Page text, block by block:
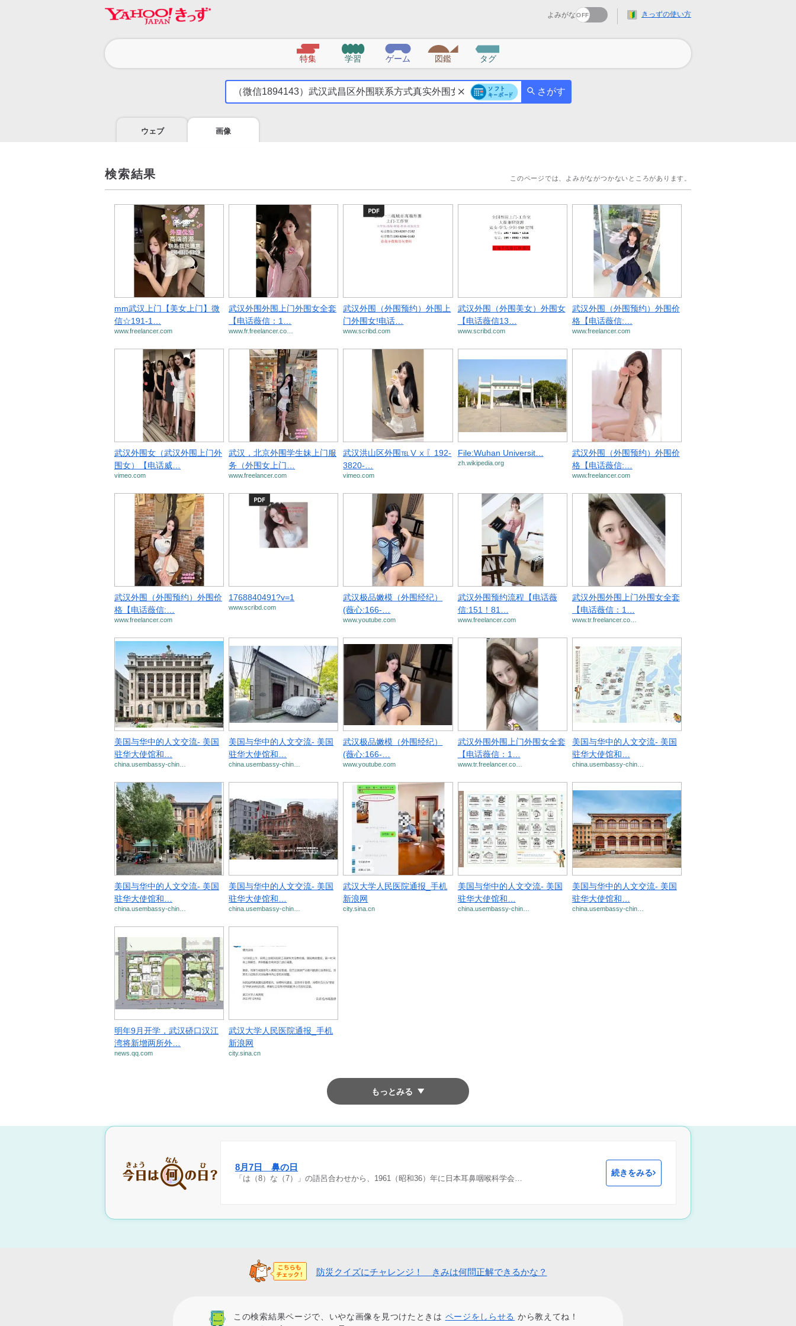
よみがな きっずの使い方
特集 学習 ゲーム 図鑑 タグ
気
こ
さがす
ウェブ 画像
検索結果 このページでは、よみがながつかないところがあります。
mm武汉上门【美女上门】微
信☆191-1…
www.freelancer.com
武汉外围外围上门外围女全套
【电话薇信：1…
www.fr.freelancer.co…
武汉外围（外围预约）外围上
门外围女!电话…
www.scribd.com
武汉外围（外围美女）外围女
【电话薇信13…
www.scribd.com
武汉外围（外围预约）外围价
格【电话薇信:…
www.freelancer.com
武汉外围女（武汉外围上门外
围女）【电话威…
vimeo.com
武汉，北京外围学生妹上门服
务（外围女上门…
www.freelancer.com
武汉洪山区外围℡Ⅴⅹ〖192-
3820-…
vimeo.com
File:Wuhan Universit…
zh.wikipedia.org
武汉外围（外围预约）外围价
格【电话薇信:…
www.freelancer.com
武汉外围（外围预约）外围价
格【电话薇信:…
www.freelancer.com
1768840491?v=1
www.scribd.com
武汉极品嫩模（外围经纪）
(薇心:166-…
www.youtube.com
武汉外围预约流程【电话薇
信:151！81…
www.freelancer.com
武汉外围外围上门外围女全套
【电话薇信：1…
www.tr.freelancer.co…
美国与华中的人文交流- 美国
驻华大使馆和…
china.usembassy-chin…
美国与华中的人文交流- 美国
驻华大使馆和…
china.usembassy-chin…
武汉极品嫩模（外围经纪）
(薇心:166-…
www.youtube.com
武汉外围外围上门外围女全套
【电话薇信：1…
www.tr.freelancer.co…
美国与华中的人文交流- 美国
驻华大使馆和…
china.usembassy-chin…
美国与华中的人文交流- 美国
驻华大使馆和…
china.usembassy-chin…
美国与华中的人文交流- 美国
驻华大使馆和…
china.usembassy-chin…
武汉大学人民医院通报_手机
新浪网
city.sina.cn
美国与华中的人文交流- 美国
驻华大使馆和…
china.usembassy-chin…
美国与华中的人文交流- 美国
驻华大使馆和…
china.usembassy-chin…
明年9月开学，武汉硚口汉江
湾将新增两所外…
news.qq.com
武汉大学人民医院通报_手机
新浪网
city.sina.cn
もっとみる
8月7日 鼻の日
「は（8）な（7）」の語呂合わせから、1961（昭和36）年に日本耳鼻咽喉科学会…
続きをみる
防災クイズにチャレンジ！ きみは何問正解できるかな？
この検索結果ページで、いやな画像を見つけたときは ページをしらせる から教えてね！